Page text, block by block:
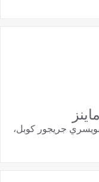
جريجور كوبل،